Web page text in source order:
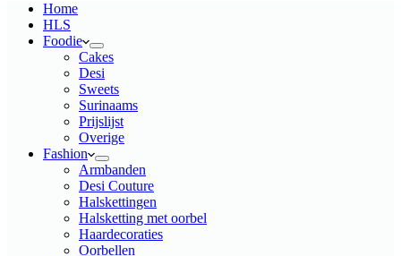
Home
HLS
Foodie
Cakes
Desi
Sweets
Surinaams
Prijslijst
Overige
Fashion
Armbanden
Desi Couture
Halskettingen
Halsketting met oorbel
Haardecoraties
Oorbellen